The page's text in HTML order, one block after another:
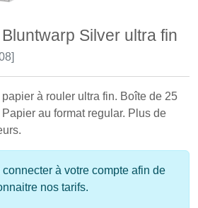
Silver ultra fin
à rouler ultra fin. Boîte de 25
au format regular. Plus de
à votre compte afin de
nos tarifs.